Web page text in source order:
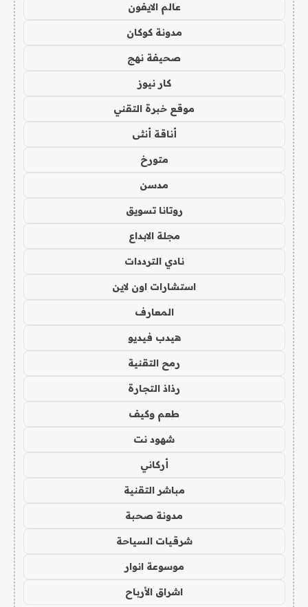
عالم الايفون
مدونة كوكان
صحيفة نهج
كار نيوز
موقع خبرة التقني
أناقة أنثى
متورخ
مدسن
روتانا تسويق
مجلة الابداع
نادي الترددات
استشارات اون لاين
المعارف
هيدب فيديو
رمح التقنية
رذاذ التجارة
طعم وكيف
شهود نت
أركاني
مباشر التقنية
مدونة صحبة
شرقيات السياحة
موسوعة انوار
اشراق الأرباح